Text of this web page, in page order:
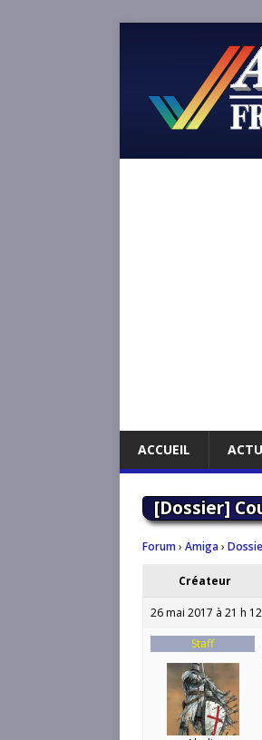
ACCUEIL
[Dossier]
Forum› Amiga›
Créateur
26 mai 2017 à 21 h
Staff